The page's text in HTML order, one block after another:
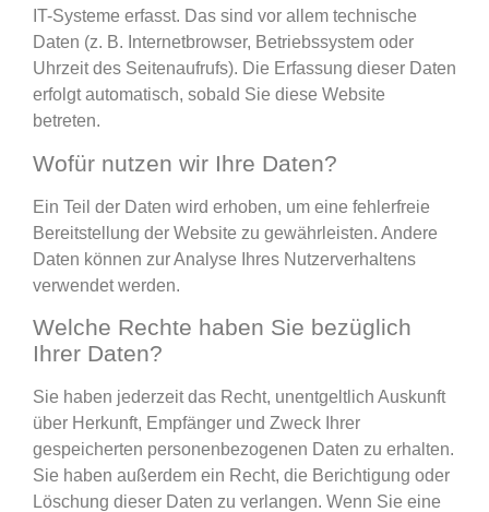
IT-Systeme erfasst. Das sind vor allem technische
Daten (z. B. Internetbrowser, Betriebssystem oder
Uhrzeit des Seitenaufrufs). Die Erfassung dieser Daten
erfolgt automatisch, sobald Sie diese Website
betreten.
Wofür nutzen wir Ihre Daten?
Ein Teil der Daten wird erhoben, um eine fehlerfreie
Bereitstellung der Website zu gewährleisten. Andere
Daten können zur Analyse Ihres Nutzerverhaltens
verwendet werden.
Welche Rechte haben Sie bezüglich
Ihrer Daten?
Sie haben jederzeit das Recht, unentgeltlich Auskunft
über Herkunft, Empfänger und Zweck Ihrer
gespeicherten personenbezogenen Daten zu erhalten.
Sie haben außerdem ein Recht, die Berichtigung oder
Löschung dieser Daten zu verlangen. Wenn Sie eine